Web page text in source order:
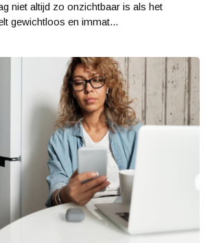
niet altijd zo onzichtbaar is als het
gewichtloos en immat...